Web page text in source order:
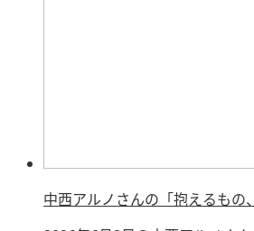
中西アルノさんの「抱えるもの